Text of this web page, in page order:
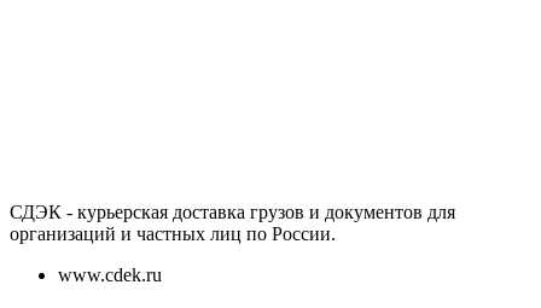
СДЭК - курьерская доставка грузов и документов для
организаций и частных лиц по России.
www.cdek.ru